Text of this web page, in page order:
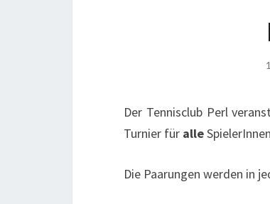
Der Tennisclub Perl
Turnier für alle
Die Paarungen werden in